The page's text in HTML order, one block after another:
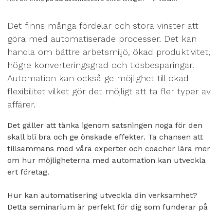
Det finns många fördelar och stora vinster att
göra med automatiserade processer. Det kan
handla om bättre arbetsmiljö, ökad produktivitet,
högre konverteringsgrad och tidsbesparingar.
Automation kan också ge möjlighet till ökad
flexibilitet vilket gör det möjligt att ta fler typer av
affärer.
Det gäller att tänka igenom satsningen noga för den
skall bli bra och ge önskade effekter. Ta chansen att
tillsammans med våra experter och coacher lära mer
om hur möjligheterna med automation kan utveckla
ert företag.
Hur kan automatisering utveckla din verksamhet?
Detta seminarium är perfekt för dig som funderar på